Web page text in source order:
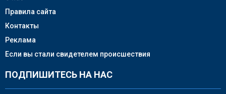
Правила сайта
Контакты
Реклама
Если вы стали свидетелем происшествия
ПОДПИШИТЕСЬ НА НАС